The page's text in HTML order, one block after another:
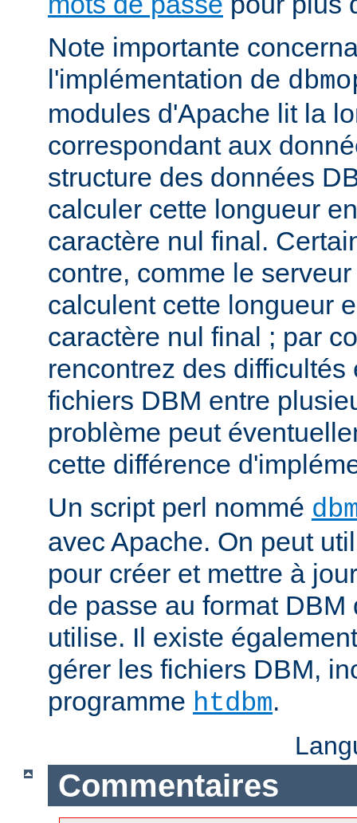
Note importante
l'implémentation de
modules d'Apache lit la
correspondant aux
structure des données
calculer cette longueur
caractère nul final.
contre, comme le
calculent cette longueur
caractère nul final ; par
rencontrez des
fichiers DBM entre
problème peut
cette différence
Un script perl nommé
avec Apache. On peut
pour créer et mettre à
de passe au format DBM
utilise. Il existe
gérer les fichiers DBM,
programme htdbm.
Commentaires